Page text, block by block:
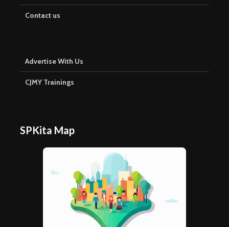
Contact us
Advertise With Us
CJMY Trainings
SPKita Map